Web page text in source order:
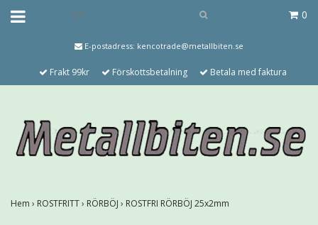
0
E-postadress: kencotrade@metallbiten.se
Frakt 99kr Förskottsbetalning Betala med faktura
Hem › ROSTFRITT› RÖRBÖJ › ROSTFRI RÖRBÖJ 25x2mm